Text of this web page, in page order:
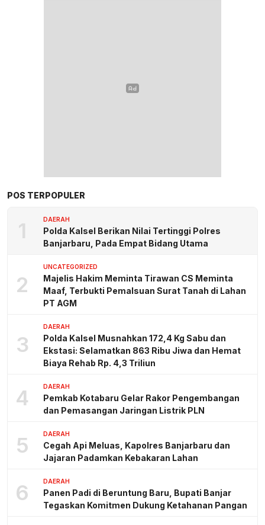
POS TERPOPULER
1 DAERAH
Polda Kalsel Berikan Nilai Tertinggi Polres
Banjarbaru, Pada Empat Bidang Utama
2
UNCATEGORIZED
Majelis Hakim Meminta Tirawan CS Meminta
Maaf, Terbukti Pemalsuan Surat Tanah di Lahan
PT AGM
3
DAERAH
Polda Kalsel Musnahkan 172,4 Kg Sabu dan
Ekstasi: Selamatkan 863 Ribu Jiwa dan Hemat
Biaya Rehab Rp. 4,3 Triliun
4 DAERAH
Pemkab Kotabaru Gelar Rakor Pengembangan
dan Pemasangan Jaringan Listrik PLN
5 DAERAH
Cegah Api Meluas, Kapolres Banjarbaru dan
Jajaran Padamkan Kebakaran Lahan
6 DAERAH
Panen Padi di Beruntung Baru, Bupati Banjar
Tegaskan Komitmen Dukung Ketahanan Pangan